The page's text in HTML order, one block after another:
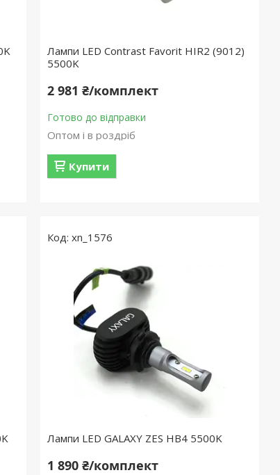
Лампи LED Contrast Favorit HIR2 (9012)
5500K
2 981 ₴/комплект
Готово до відправки
Оптом і в роздріб
Купити
xn_1576
Лампи LED GALAXY ZES HB4 5500K
1 890 ₴/комплект